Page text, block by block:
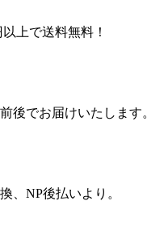
上で送料無料！
後でお届けいたします。
、NP後払いより。